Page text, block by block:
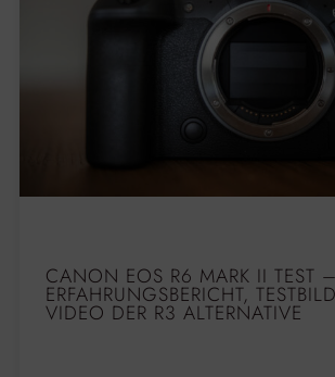
CANON EOS R6 MARK II TEST –
ERFAHRUNGSBERICHT,
VIDEO DER R3 ALTERNATIVE